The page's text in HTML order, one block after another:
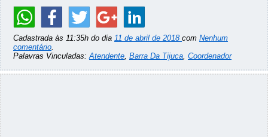
Cadastrada às 11:35h do dia 11 de abril de 2018 com Nenhum
comentário.
Palavras Vinculadas:Atendente, Barra Da Tijuca, Coordenador